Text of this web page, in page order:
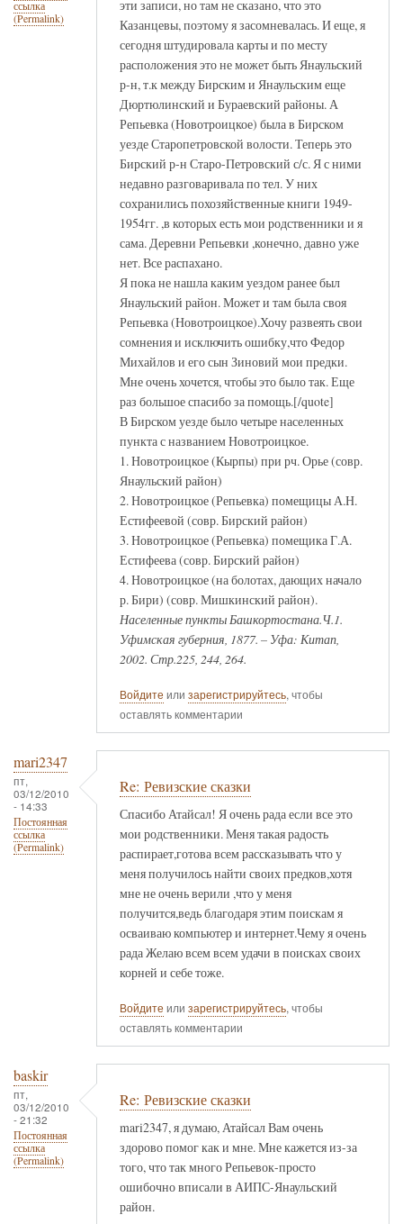
ссылка
(Permalink)
эти записи, но там не сказано, что это
Казанцевы, поэтому я засомневалась. И еще, я
сегодня штудировала карты и по месту
расположения это не может быть Янаульский
р-н, т.к между Бирским и Янаульским еще
Дюртюлинский и Бураевский районы. А
Репьевка (Новотроицкое) была в Бирском
уезде Старопетровской волости. Теперь это
Бирский р-н Старо-Петровский с/с. Я с ними
недавно разговаривала по тел. У них
сохранились похозяйственные книги 1949-
1954гг. ,в которых есть мои родственники и я
сама. Деревни Репьевки ,конечно, давно уже
нет. Все распахано.
Я пока не нашла каким уездом ранее был
Янаульский район. Может и там была своя
Репьевка (Новотроицкое).Хочу развеять свои
сомнения и исключить ошибку,что Федор
Михайлов и его сын Зиновий мои предки.
Мне очень хочется, чтобы это было так. Еще
раз большое спасибо за помощь.[/quote]
В Бирском уезде было четыре населенных
пункта с названием Новотроицкое.
1. Новотроицкое (Кырпы) при рч. Орье (совр.
Янаульский район)
2. Новотроицкое (Репьевка) помещицы А.Н.
Естифеевой (совр. Бирский район)
3. Новотроицкое (Репьевка) помещика Г.А.
Естифеева (совр. Бирский район)
4. Новотроицкое (на болотах, дающих начало
р. Бири) (совр. Мишкинский район).
Населенные пункты Башкортостана.Ч.1.
Уфимская губерния, 1877. – Уфа: Китап,
2002. Стр.225, 244, 264.
Войдите или зарегистрируйтесь, чтобы
оставлять комментарии
mari2347
пт,
03/12/2010
- 14:33
Постоянная
ссылка
(Permalink)
Re: Ревизские сказки
Спасибо Атайсал! Я очень рада если все это
мои родственники. Меня такая радость
распирает,готова всем рассказывать что у
меня получилось найти своих предков,хотя
мне не очень верили ,что у меня
получится,ведь благодаря этим поискам я
осваиваю компьютер и интернет.Чему я очень
рада Желаю всем всем удачи в поисках своих
корней и себе тоже.
Войдите или зарегистрируйтесь, чтобы
оставлять комментарии
baskir
пт,
03/12/2010
- 21:32
Постоянная
ссылка
(Permalink)
Re: Ревизские сказки
mari2347, я думаю, Атайсал Вам очень
здорово помог как и мне. Мне кажется из-за
того, что так много Репьевок-просто
ошибочно вписали в АИПС-Янаульский
район.